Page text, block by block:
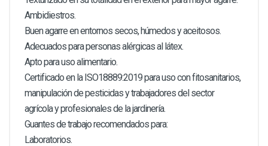
Ambidiestros.
Buen agarre en entornos secos, húmedos y aceitosos.
Adecuados para personas alérgicas al látex.
Apto para uso alimentario.
Certificado en la ISO18889:2019 para uso con fitosanitarios,
manipulación de pesticidas y trabajadores del sector
agrícola y profesionales de la jardinería.
Guantes de trabajo recomendados para:
Laboratorios.